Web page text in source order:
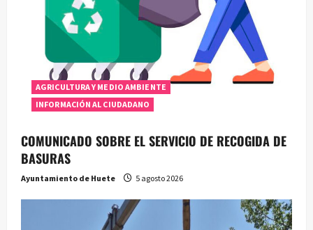
AGRICULTURA Y MEDIO AMBIENTE
INFORMACIÓN AL CIUDADANO
COMUNICADO SOBRE EL SERVICIO DE RECOGIDA DE
BASURAS
Ayuntamiento de Huete 5 agosto 2026